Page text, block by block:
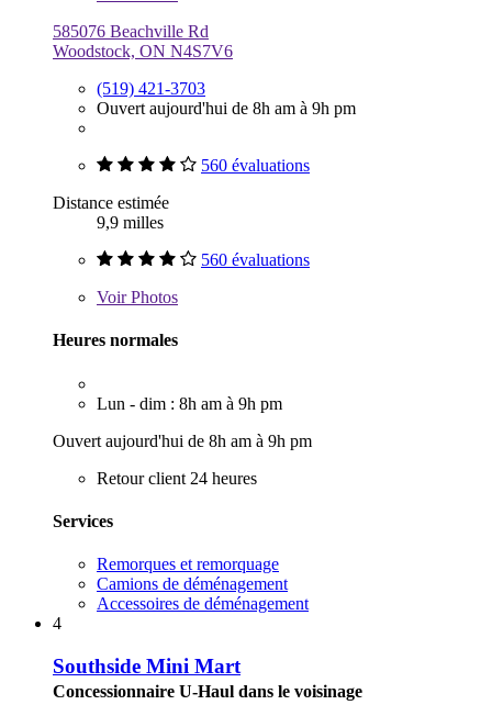
585076 Beachville Rd
Woodstock, ON N4S7V6
(519) 421-3703
Ouvert aujourd'hui de 8h am à 9h pm
560 évaluations
Distance estimée
9,9 milles
560 évaluations
VoirPhotos
Heures normales
Lun - dim : 8h am à 9h pm
Ouvert aujourd'hui de 8h am à 9h pm
Retour client 24 heures
Services
Remorques et remorquage
Camions de déménagement
Accessoires de déménagement
4
Southside Mini Mart
Concessionnaire U-Haul dans le voisinage